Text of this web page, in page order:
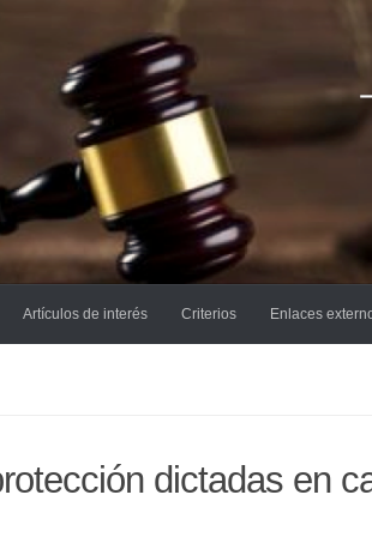
Artículos de interés Criterios Enlaces
dictadas en